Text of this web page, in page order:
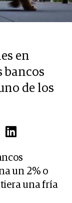
en
bancos
de los
un 2% o
una fría